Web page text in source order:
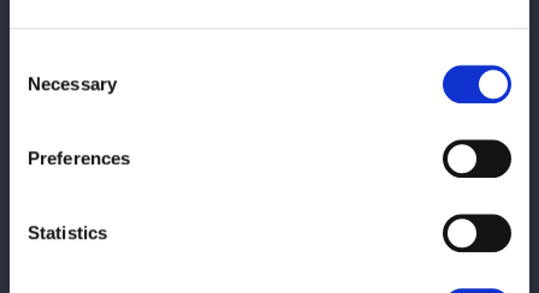
Selection
Necessary
Preferences
Statistics